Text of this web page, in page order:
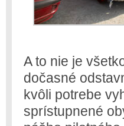
A to nie je
dočasné
kvôli potrebe
sprístupnené